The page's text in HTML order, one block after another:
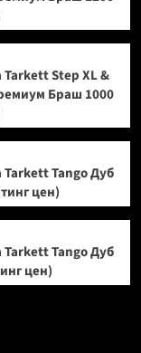
Step XL &
Браш 1000
Tarkett Tango Дуб
цен)
Tarkett Tango Дуб
цен)